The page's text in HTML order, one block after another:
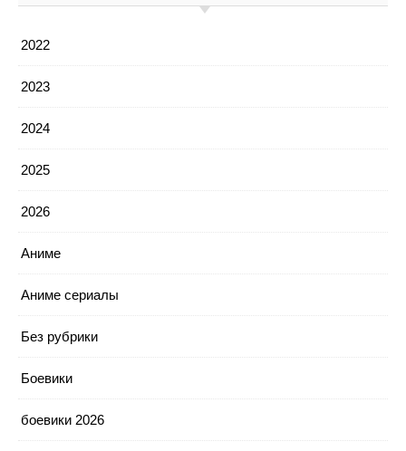
2022
2023
2024
2025
2026
Аниме
Аниме сериалы
Без рубрики
Боевики
боевики 2026